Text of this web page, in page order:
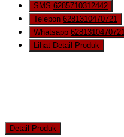
SMS 6285710312442
Telepon 6281310470721
Whatsapp 6281310470721
Lihat Detail Produk
Detail Produk